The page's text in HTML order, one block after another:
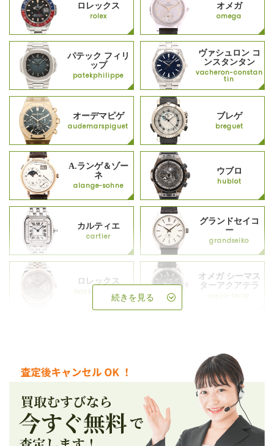
ロレックス
rolex
オメガ
omega
パテック フィリ
ップ
patekphilippe
ヴァシュロン コ
ンスタンタン
vacheron-constan
tin
オーデマピゲ
audemarspiguet
ブレゲ
breguet
A.ランゲ＆ゾー
ネ
alange-sohne
ウブロ
hublot
カルティエ
cartier
グランドセイコ
ー
grandseiko
ロレックス
backup_rolex
オメガ シーマス
ターアクアテラ
続きを見る